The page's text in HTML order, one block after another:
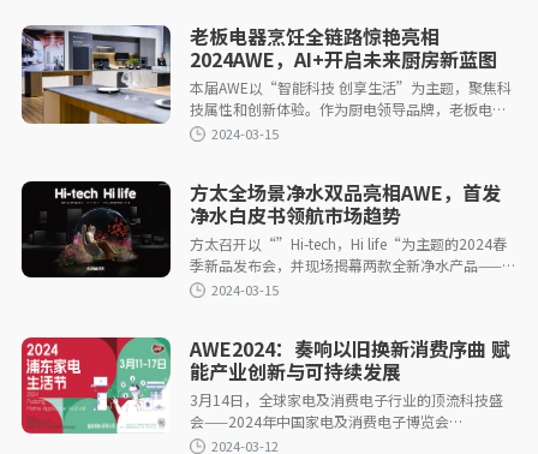
2024-03-15
老板电器烹饪全链路惊艳亮相
2024AWE，AI+开启未来厨房新蓝图
本届AWE以“智能科技 创享生活”为主题，聚焦科
技属性和创新体验。作为厨电领导品牌，老板电器
首次以“烹饪全链路解决方案提供商”身份登场，
2024-03-15
方太全场景净水双品亮相AWE，首发
净水白皮书领航市场趋势
方太召开以“”Hi-tech，Hi life“为主题的2024春
季新品发布会，并现场揭幕两款全新净水产品——方
太母婴级净水机创新HX5、方太母婴级净水机HR7
AWE2024：奏响以旧换新消费序曲 赋
能产业创新与可持续发展
3月14日，全球家电及消费电子行业的顶流科技盛
会——2024年中国家电及消费电子博览会
（AWE2024）将在上海新国际博览中心开幕。